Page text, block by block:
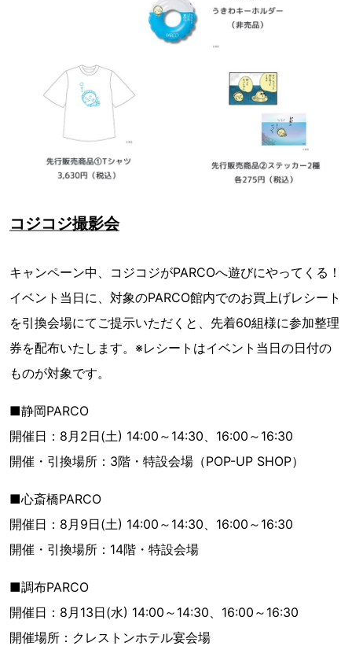
コジコジ撮影会
キャンペーン中、コジコジがPARCOへ遊びにやってくる！
イベント当日に、対象のPARCO館内でのお買上げレシート
を引換会場にてご提示いただくと、先着60組様に参加整理
券を配布いたします。 ※レシートはイベント当日の日付の
ものが対象です。
■静岡PARCO
開催日：8月2日(土) 14:00～14:30、16:00～16:30
開催・引換場所：3階・特設会場（POP-UP SHOP）
■心斎橋PARCO
開催日：8月9日(土) 14:00～14:30、16:00～16:30
開催・引換場所：14階・特設会場
■調布PARCO
開催日：8月13日(水) 14:00～14:30、16:00～16:30
開催場所：クレストンホテル宴会場